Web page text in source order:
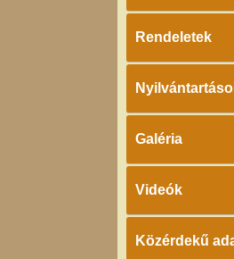
Rendeletek
Galéria
Videók
Közérdekű